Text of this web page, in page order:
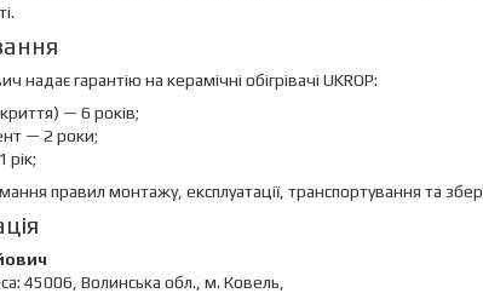
гарантію на керамічні обігрівачі UKROP:
— 6 років;
— 2 роки;
рік;
правил монтажу, експлуатації, транспортування та
45006, Волинська обл., м. Ковель,